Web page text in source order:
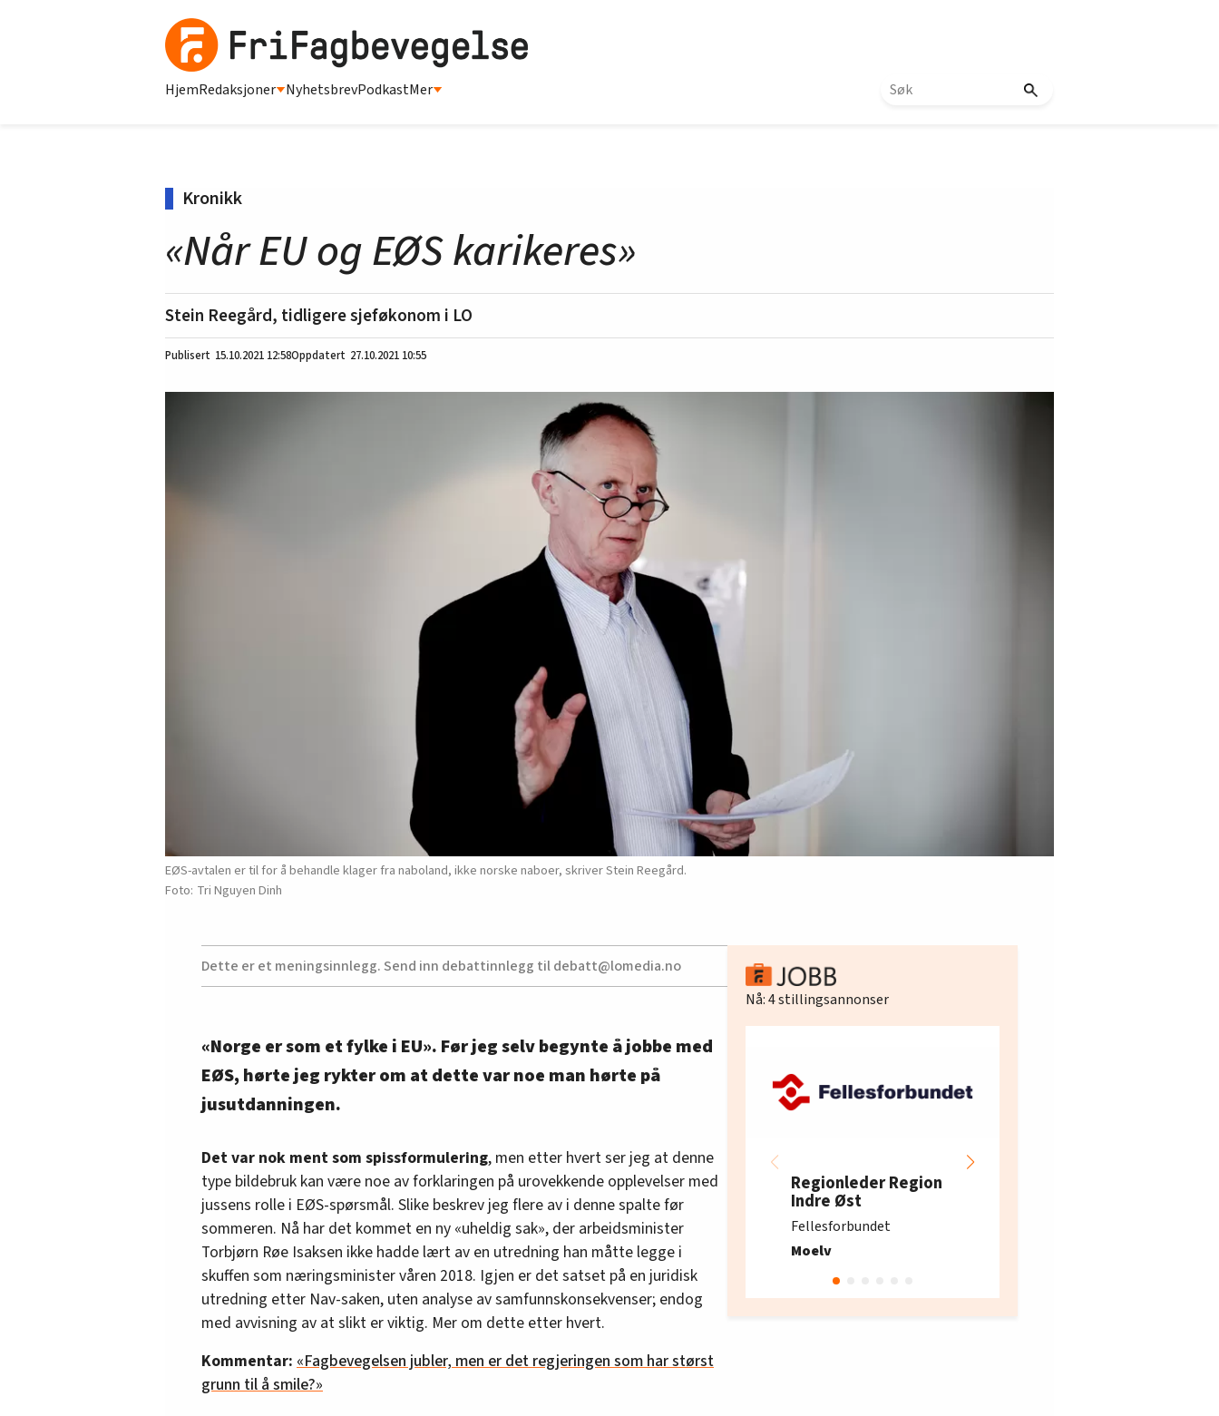
HjemRedaksjoner NyhetsbrevPodkastMer
Kronikk
«Når EU og EØS karikeres»
Stein Reegård, tidligere sjeføkonom i LO
15.10.2021 12:58 27.10.2021 10:55
EØS-avtalen er til for å behandle klager fra naboland, ikke norske naboer, skriver Stein Reegård.
Tri Nguyen Dinh
Dette er et meningsinnlegg. Send inn debattinnlegg til debatt@lomedia.no
«Norge er som et fylke i EU». Før jeg selv begynte å jobbe med
EØS, hørte jeg rykter om at dette var noe man hørte på
jusutdanningen.
Det var nok ment som spissformulering, men etter hvert ser jeg at denne
type bildebruk kan være noe av forklaringen på urovekkende opplevelser med
jussens rolle i EØS-spørsmål. Slike beskrev jeg flere av i denne spalte før
sommeren. Nå har det kommet en ny «uheldig sak», der arbeidsminister
Torbjørn Røe Isaksen ikke hadde lært av en utredning han måtte legge i
skuffen som næringsminister våren 2018. Igjen er det satset på en juridisk
utredning etter Nav-saken, uten analyse av samfunnskonsekvenser; endog
med avvisning av at slikt er viktig. Mer om dette etter hvert.
Kommentar: «Fagbevegelsen jubler, men er det regjeringen som har størst
grunn til å smile?»
Nå:4stillingsannonser
Regionleder Region
Indre Øst
Fellesforbundet
Moelv